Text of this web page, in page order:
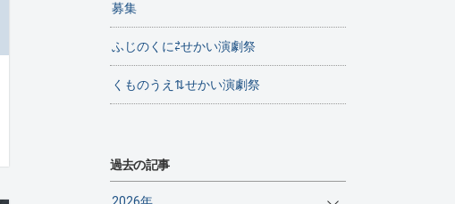
募集
ふじのくに⇄せかい演劇祭
くものうえ⇅せかい演劇祭
過去の記事